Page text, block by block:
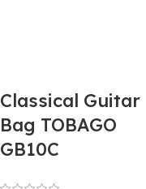
Classical Guitar
Bag TOBAGO
GB10C